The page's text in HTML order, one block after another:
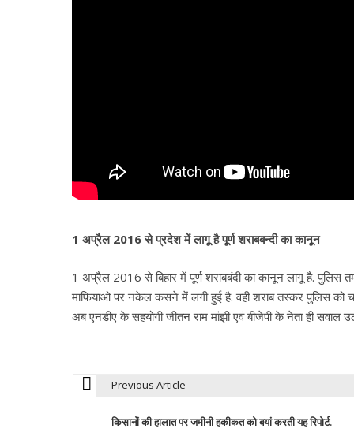
1 अप्रैल 2016 से प्रदेश में लागू है पूर्ण शराबबन्दी का कानून
1 अप्रैल 2016 से बिहार में पूर्ण शराबबंदी का कानून लागू है. पुलिस
माफियाओ पर नकेल कसने में लगी हुई है. वही शराब तस्कर पुलिस को
अब एनडीए के सहयोगी जीतन राम मांझी एवं बीजेपी के नेता ही सवाल
Previous Article
किसानों की हालात पर जमीनी हकीकत को बयां करती यह रिपोर्ट.